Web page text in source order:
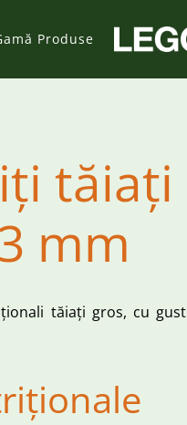
Produse
tăiați
mm
tăiați gros, cu gust